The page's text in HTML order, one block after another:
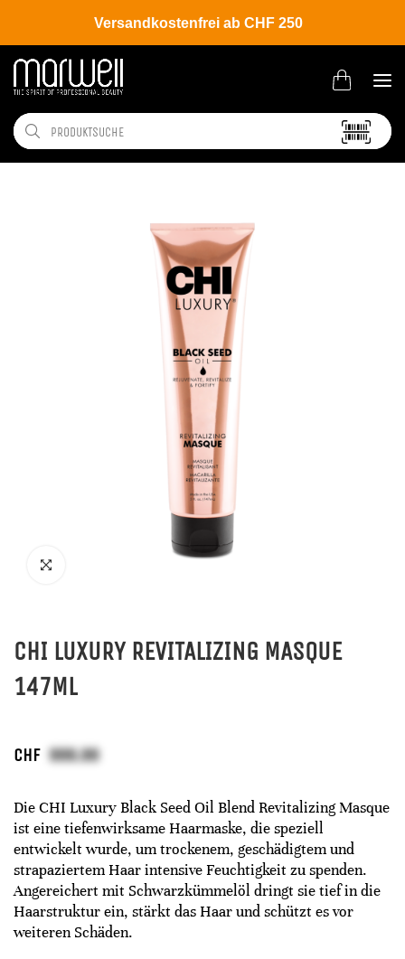
Versandkostenfrei ab CHF 250
Shop Brands CHI Luxury Black Seed
CHI LUXURY REVITALIZING MASQUE
147ML
CHF
Die CHI Luxury Black Seed Oil Blend Revitalizing Masque
ist eine tiefenwirksame Haarmaske, die speziell
entwickelt wurde, um trockenem, geschädigtem und
strapaziertem Haar intensive Feuchtigkeit zu spenden.
Angereichert mit Schwarzkümmelöl dringt sie tief in die
Haarstruktur ein, stärkt das Haar und schützt es vor
weiteren Schäden.